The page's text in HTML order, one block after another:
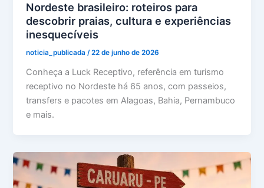
Nordeste brasileiro: roteiros para
descobrir praias, cultura e experiências
inesquecíveis
noticia_publicada/22 de junho de 2026
Conheça a Luck Receptivo, referência em turismo
receptivo no Nordeste há 65 anos, com passeios,
transfers e pacotes em Alagoas, Bahia, Pernambuco
e mais.